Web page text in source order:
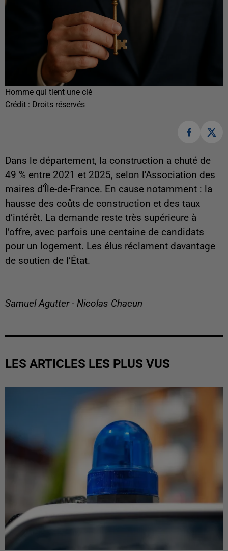
Homme qui tient une clé
Crédit : Droits réservés
Dans le département, la construction a chuté de
49 % entre 2021 et 2025, selon l'Association des
maires d'Île-de-France. En cause notamment : la
hausse des coûts de construction et des taux
d’intérêt. La demande reste très supérieure à
l’offre, avec parfois une centaine de candidats
pour un logement. Les élus réclament davantage
de soutien de l’État.
Samuel Agutter - Nicolas Chacun
LES ARTICLES LES PLUS VUS